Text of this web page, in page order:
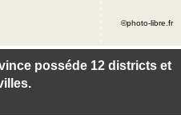
posséde 12 districts et
©photo-libre.fr